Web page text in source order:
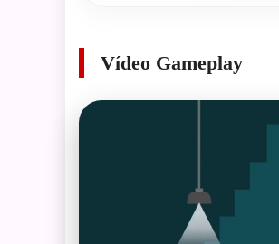
Vídeo Gameplay